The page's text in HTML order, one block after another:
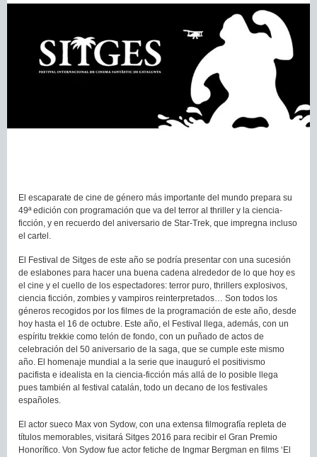
El escaparate de cine de género más importante del mundo prepara su
49ª edición con programación que va del terror al thriller y la ciencia-
ficción, y en recuerdo del aniversario de Star-Trek, que impregna incluso
el cartel.
El Festival de Sitges de este año se podría presentar con una sucesión
de eslabones para hacer una buena cadena alrededor de lo que hoy es
el cine y el cuello de los espectadores: terror puro, thrillers explosivos,
ciencia ficción, zombies y vampiros reinterpretados… Son todos los
géneros recogidos por los filmes de la programación de este año, desde
hoy hasta el 16 de octubre. Este año, el Festival llega, además, con un
espíritu trekkie como telón de fondo, con un puñado de actos de
celebración del 50 aniversario de la saga, que se cumple este mismo
año. El homenaje mundial a la serie que inauguró el positivismo
pacifista e idealista en la ciencia-ficción más allá de lo posible llega
pues también al festival catalán, todo un decano de los festivales
españoles.
El actor sueco Max von Sydow, con una extensa filmografía repleta de
títulos memorables, visitará Sitges 2016 para recibir el Gran Premio
Honorífico. Von Sydow fue actor fetiche de Ingmar Bergman en films ‘El